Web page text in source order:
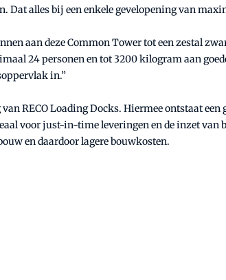
Dat alles bij een enkele gevelopening van
aan deze Common Tower tot een zestal
24 personen en tot 3200 kilogram aan
in.”
RECO Loading Docks. Hiermee ontstaat
voor just-in-time leveringen en de inzet
en daardoor lagere bouwkosten.